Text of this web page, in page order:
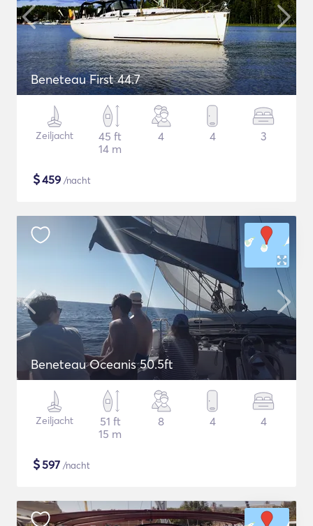
Beneteau First 44.7
Zeiljacht
45 ft
14 m
4 4 3
$459 /nacht
Beneteau Oceanis 50.5ft
Zeiljacht
51 ft
15 m
8 4 4
$597 /nacht